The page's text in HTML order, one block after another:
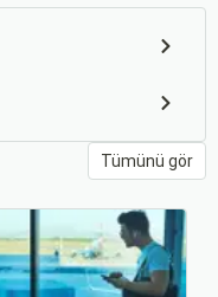
Tümünü gör